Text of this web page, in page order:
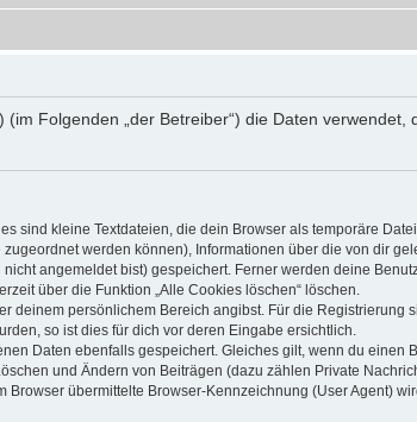
Folgenden „der Betreiber“) die Daten
sind kleine Textdateien, die dein Browser als temporäre
werden können), Informationen über die von dir
angemeldet bist) gespeichert. Ferner werden deine
über die Funktion „Alle Cookies löschen“ löschen.
persönlichem Bereich angibst. Für die
so ist dies für dich vor deren Eingabe ersichtlich.
Daten ebenfalls gespeichert. Gleiches gilt, wenn du
und Ändern von Beiträgen (dazu zählen Private
übermittelte Browser-Kennzeichnung (User Agent)